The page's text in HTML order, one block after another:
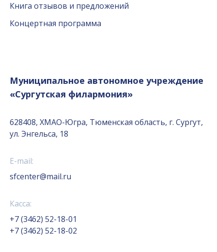
Книга отзывов и предложений
Концертная программа
Муниципальное автономное учреждение
«Сургутская филармония»
628408, ХМАО-Югра, Тюменская область, г. Сургут,
ул. Энгельса, 18
E-mail:
sfcenter@mail.ru
Касса:
+7 (3462) 52-18-01
+7 (3462) 52-18-02